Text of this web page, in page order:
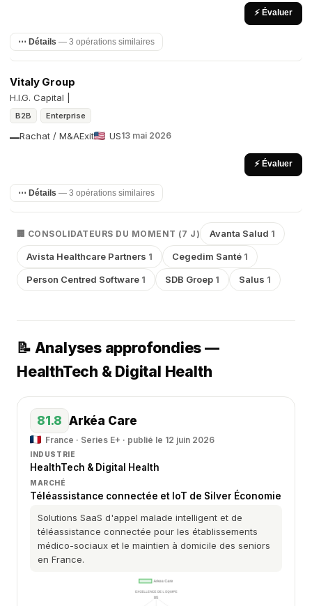
⚡ Évaluer
⋯ Détails — 3 opérations similaires
Vitaly Group
H.I.G. Capital |
B2B Enterprise
Rachat / M&A
— Exit US13 mai 2026
⚡ Évaluer
⋯ Détails — 3 opérations similaires
🏢 CONSOLIDATEURS DU MOMENT (7 J) Avanta Salud 1
Avista Healthcare Partners 1 Cegedim Santé 1
Person Centred Software 1 SDB Groep 1 Salus 1
📝 Analyses approfondies —
HealthTech & Digital Health
81.8 Arkéa Care
France · Series E+ · publié le 12 juin 2026
INDUSTRIE
HealthTech & Digital Health
MARCHÉ
Téléassistance connectée et IoT de Silver Économie
Solutions SaaS d'appel malade intelligent et de
téléassistance connectée pour les établissements
médico-sociaux et le maintien à domicile des seniors
en France.